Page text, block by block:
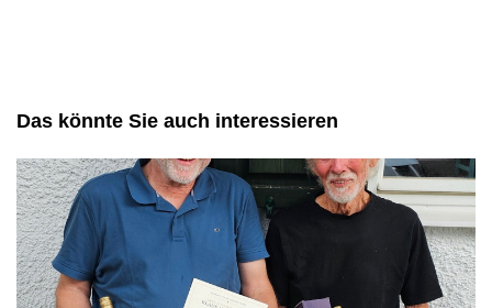
Das könnte Sie auch interessieren